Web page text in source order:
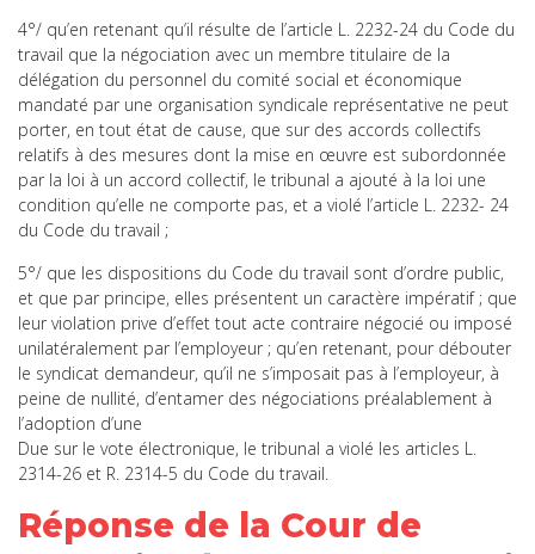
4°/ qu’en retenant qu’il résulte de l’article L. 2232-24 du Code du
travail que la négociation avec un membre titulaire de la
délégation du personnel du comité social et économique
mandaté par une organisation syndicale représentative ne peut
porter, en tout état de cause, que sur des accords collectifs
relatifs à des mesures dont la mise en œuvre est subordonnée
par la loi à un accord collectif, le tribunal a ajouté à la loi une
condition qu’elle ne comporte pas, et a violé l’article L. 2232- 24
du Code du travail ;
5°/ que les dispositions du Code du travail sont d’ordre public,
et que par principe, elles présentent un caractère impératif ; que
leur violation prive d’effet tout acte contraire négocié ou imposé
unilatéralement par l’employeur ; qu’en retenant, pour débouter
le syndicat demandeur, qu’il ne s’imposait pas à l’employeur, à
peine de nullité, d’entamer des négociations préalablement à
l’adoption d’une
Due sur le vote électronique, le tribunal a violé les articles L.
2314-26 et R. 2314-5 du Code du travail.
Réponse de la Cour de